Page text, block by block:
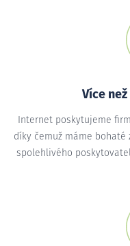
Více
Internet poskytujeme
díky čemuž máme
spolehlivého